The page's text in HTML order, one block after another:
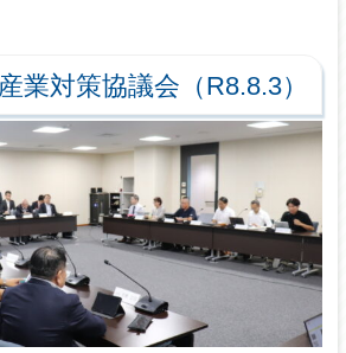
業対策協議会（R8.8.3）